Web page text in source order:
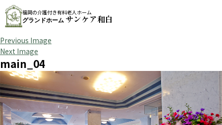
福岡の介護付き有料老人ホーム
グランドホーム サンケア和白
Previous Image
Next Image
main_04